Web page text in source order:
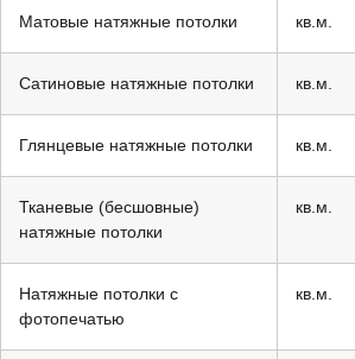
Матовые натяжные потолки кв.м.
Сатиновые натяжные потолки кв.м.
Глянцевые натяжные потолки кв.м.
Тканевые (бесшовные)
натяжные потолки
кв.м.
Натяжные потолки с
фотопечатью
кв.м.